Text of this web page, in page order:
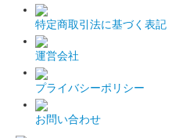
特定商取引法に基づく表記
運営会社
プライバシーポリシー
お問い合わせ